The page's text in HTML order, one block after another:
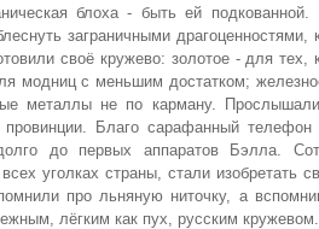
блоха - быть ей подкованной.
заграничными драгоценностями,
своё кружево: золотое - для тех,
модниц с меньшим достатком;
металлы не по карману.
Благо сарафанный телефон
до первых аппаратов Бэлла.
уголках страны, стали изобретать
про льняную ниточку, а
лёгким как пух, русским кружевом.